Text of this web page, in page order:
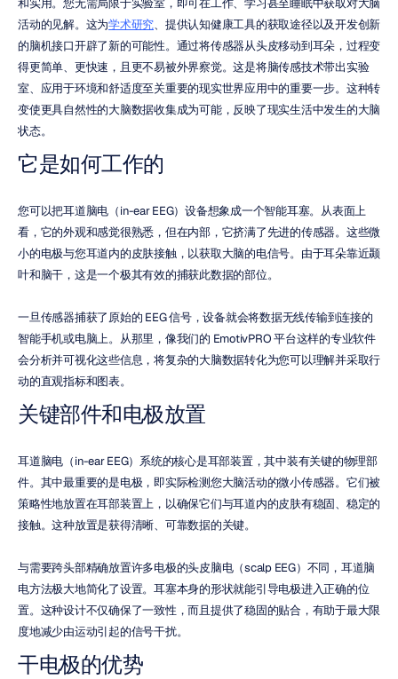
和实用。您无需局限于实验室，即可在工作、学习甚至睡眠中获取对大脑
活动的见解。这为学术研究、提供认知健康工具的获取途径以及开发创新
的脑机接口开辟了新的可能性。通过将传感器从头皮移动到耳朵，过程变
得更简单、更快速，且更不易被外界察觉。这是将脑传感技术带出实验
室、应用于环境和舒适度至关重要的现实世界应用中的重要一步。这种转
变使更具自然性的大脑数据收集成为可能，反映了现实生活中发生的大脑
状态。
它是如何工作的
您可以把耳道脑电（in-ear EEG）设备想象成一个智能耳塞。从表面上
看，它的外观和感觉很熟悉，但在内部，它挤满了先进的传感器。这些微
小的电极与您耳道内的皮肤接触，以获取大脑的电信号。由于耳朵靠近颞
叶和脑干，这是一个极其有效的捕获此数据的部位。
一旦传感器捕获了原始的 EEG 信号，设备就会将数据无线传输到连接的
智能手机或电脑上。从那里，像我们的 EmotivPRO 平台这样的专业软件
会分析并可视化这些信息，将复杂的大脑数据转化为您可以理解并采取行
动的直观指标和图表。
关键部件和电极放置
耳道脑电（in-ear EEG）系统的核心是耳部装置，其中装有关键的物理部
件。其中最重要的是电极，即实际检测您大脑活动的微小传感器。它们被
策略性地放置在耳部装置上，以确保它们与耳道内的皮肤有稳固、稳定的
接触。这种放置是获得清晰、可靠数据的关键。
与需要跨头部精确放置许多电极的头皮脑电（scalp EEG）不同，耳道脑
电方法极大地简化了设置。耳塞本身的形状就能引导电极进入正确的位
置。这种设计不仅确保了一致性，而且提供了稳固的贴合，有助于最大限
度地减少由运动引起的信号干扰。
干电极的优势